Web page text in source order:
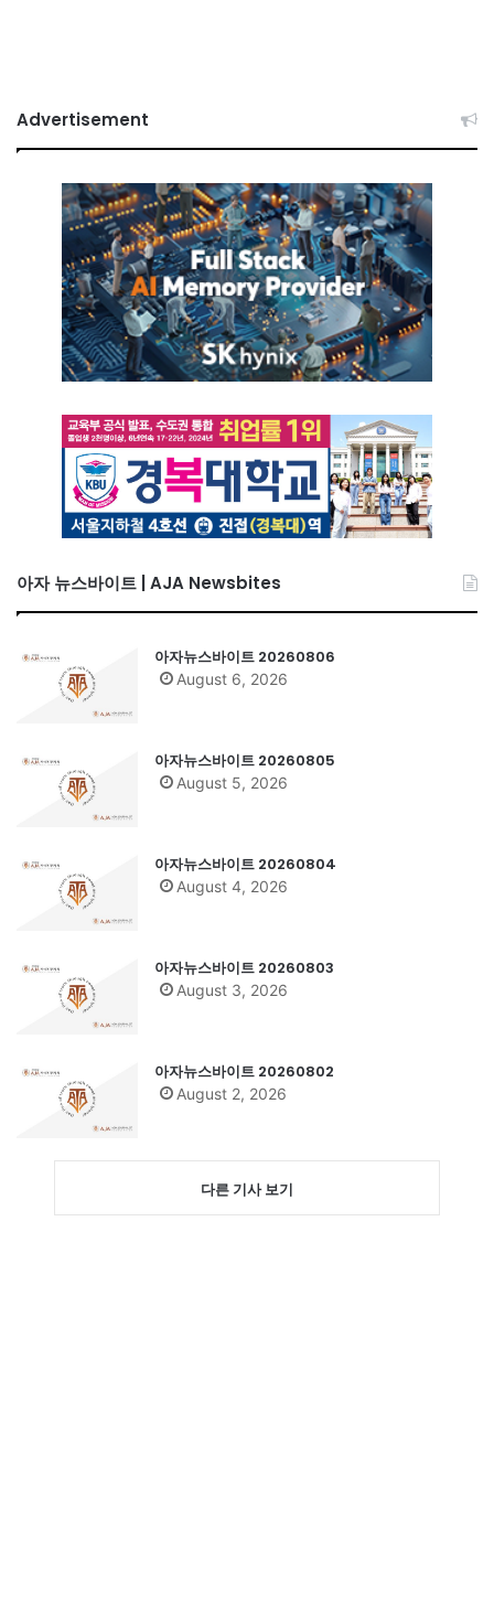
Advertisement
아자 뉴스바이트 | AJA Newsbites
아자뉴스바이트 20260806
August 6, 2026
아자뉴스바이트 20260805
August 5, 2026
아자뉴스바이트 20260804
August 4, 2026
아자뉴스바이트 20260803
August 3, 2026
아자뉴스바이트 20260802
August 2, 2026
다른 기사 보기